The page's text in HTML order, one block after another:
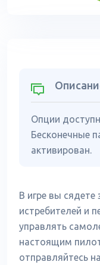
Опции
Бесконечные
активирован.
В игре вы
истребителей и
управлять
настоящим
отправляйтесь